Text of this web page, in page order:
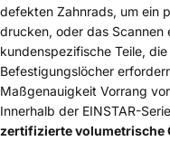
defekten Zahnrads, um ein
drucken, oder das Scannen
kundenspezifische Teile,
Befestigungslöcher
Maßgenauigkeit Vorrang
Innerhalb der EINSTAR-
zertifizierte volumetrische